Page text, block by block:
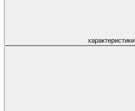
характеристики